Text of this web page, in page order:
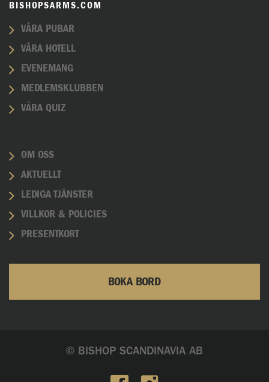
BISHOPSARMS.COM
VÅRA PUBAR
VÅRA HOTELL
EVENEMANG
MEDLEMSKLUBBEN
VÅRA QUIZ
OM OSS
AKTUELLT
LEDIGA TJÄNSTER
VILLKOR & POLICIES
PRESENTKORT
BOKA BORD
© BISHOP SCANDINAVIA AB